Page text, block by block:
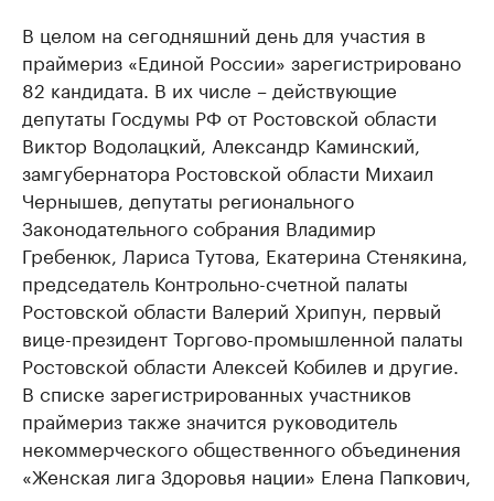
В целом на сегодняшний день для участия в
праймериз «Единой России» зарегистрировано
82 кандидата. В их числе – действующие
депутаты Госдумы РФ от Ростовской области
Виктор Водолацкий, Александр Каминский,
замгубернатора Ростовской области Михаил
Чернышев, депутаты регионального
Законодательного собрания Владимир
Гребенюк, Лариса Тутова, Екатерина Стенякина,
председатель Контрольно-счетной палаты
Ростовской области Валерий Хрипун, первый
вице-президент Торгово-промышленной палаты
Ростовской области Алексей Кобилев и другие.
В списке зарегистрированных участников
праймериз также значится руководитель
некоммерческого общественного объединения
«Женская лига Здоровья нации» Елена Папкович,